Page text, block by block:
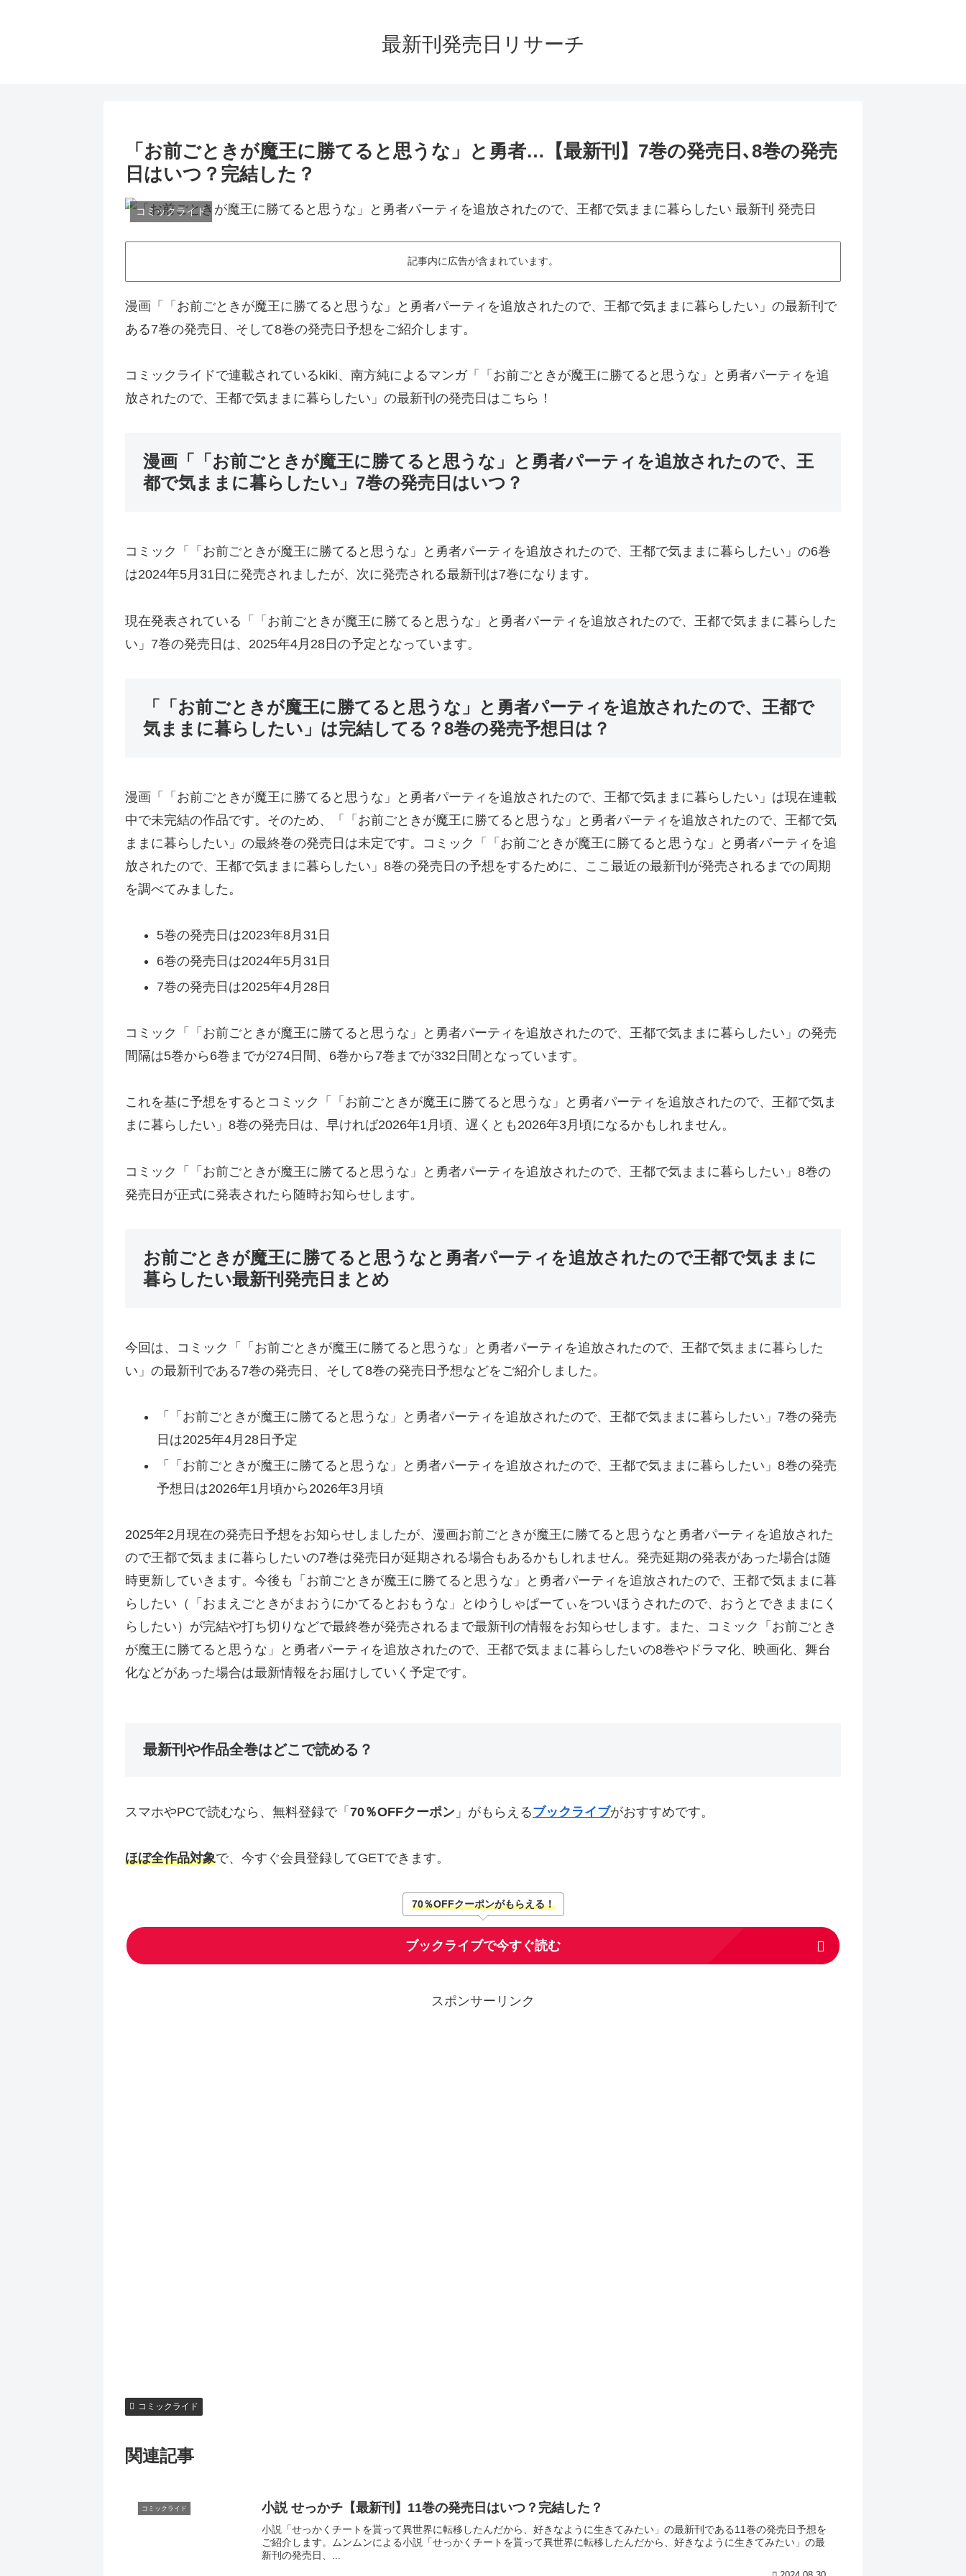
最新刊発売日リサーチ
「お前ごときが魔王に勝てると思うな」と勇者…【最新刊】7巻の発売日､8巻の発売
日はいつ？完結した？
コミックライド
記事内に広告が含まれています。
漫画「「お前ごときが魔王に勝てると思うな」と勇者パーティを追放されたので、王都で気ままに暮らしたい」の最新刊で
ある7巻の発売日、そして8巻の発売日予想をご紹介します。
コミックライドで連載されているkiki、南方純によるマンガ「「お前ごときが魔王に勝てると思うな」と勇者パーティを追
放されたので、王都で気ままに暮らしたい」の最新刊の発売日はこちら！
漫画「「お前ごときが魔王に勝てると思うな」と勇者パーティを追放されたので、王
都で気ままに暮らしたい」7巻の発売日はいつ？
コミック「「お前ごときが魔王に勝てると思うな」と勇者パーティを追放されたので、王都で気ままに暮らしたい」の6巻
は2024年5月31日に発売されましたが、次に発売される最新刊は7巻になります。
現在発表されている「「お前ごときが魔王に勝てると思うな」と勇者パーティを追放されたので、王都で気ままに暮らした
い」7巻の発売日は、2025年4月28日の予定となっています。
「「お前ごときが魔王に勝てると思うな」と勇者パーティを追放されたので、王都で
気ままに暮らしたい」は完結してる？8巻の発売予想日は？
漫画「「お前ごときが魔王に勝てると思うな」と勇者パーティを追放されたので、王都で気ままに暮らしたい」は現在連載
中で未完結の作品です。そのため、「「お前ごときが魔王に勝てると思うな」と勇者パーティを追放されたので、王都で気
ままに暮らしたい」の最終巻の発売日は未定です。コミック「「お前ごときが魔王に勝てると思うな」と勇者パーティを追
放されたので、王都で気ままに暮らしたい」8巻の発売日の予想をするために、ここ最近の最新刊が発売されるまでの周期
を調べてみました。
5巻の発売日は2023年8月31日
6巻の発売日は2024年5月31日
7巻の発売日は2025年4月28日
コミック「「お前ごときが魔王に勝てると思うな」と勇者パーティを追放されたので、王都で気ままに暮らしたい」の発売
間隔は5巻から6巻までが274日間、6巻から7巻までが332日間となっています。
これを基に予想をするとコミック「「お前ごときが魔王に勝てると思うな」と勇者パーティを追放されたので、王都で気ま
まに暮らしたい」8巻の発売日は、早ければ2026年1月頃、遅くとも2026年3月頃になるかもしれません。
コミック「「お前ごときが魔王に勝てると思うな」と勇者パーティを追放されたので、王都で気ままに暮らしたい」8巻の
発売日が正式に発表されたら随時お知らせします。
お前ごときが魔王に勝てると思うなと勇者パーティを追放されたので王都で気ままに
暮らしたい最新刊発売日まとめ
今回は、コミック「「お前ごときが魔王に勝てると思うな」と勇者パーティを追放されたので、王都で気ままに暮らした
い」の最新刊である7巻の発売日、そして8巻の発売日予想などをご紹介しました。
「「お前ごときが魔王に勝てると思うな」と勇者パーティを追放されたので、王都で気ままに暮らしたい」7巻の発売
日は2025年4月28日予定
「「お前ごときが魔王に勝てると思うな」と勇者パーティを追放されたので、王都で気ままに暮らしたい」8巻の発売
予想日は2026年1月頃から2026年3月頃
2025年2月現在の発売日予想をお知らせしましたが、漫画お前ごときが魔王に勝てると思うなと勇者パーティを追放された
ので王都で気ままに暮らしたいの7巻は発売日が延期される場合もあるかもしれません。発売延期の発表があった場合は随
時更新していきます。今後も「お前ごときが魔王に勝てると思うな」と勇者パーティを追放されたので、王都で気ままに暮
らしたい（「おまえごときがまおうにかてるとおもうな」とゆうしゃぱーてぃをついほうされたので、おうとできままにく
らしたい）が完結や打ち切りなどで最終巻が発売されるまで最新刊の情報をお知らせします。また、コミック「お前ごとき
が魔王に勝てると思うな」と勇者パーティを追放されたので、王都で気ままに暮らしたいの8巻やドラマ化、映画化、舞台
化などがあった場合は最新情報をお届けしていく予定です。
最新刊や作品全巻はどこで読める？
スマホやPCで読むなら、無料登録で「 70％OFFクーポン 」がもらえるブックライブがおすすめです。
ほぼ全作品対象で、今すぐ会員登録してGETできます。
70％OFFクーポンがもらえる！
ブックライブで今すぐ読む
スポンサーリンク
コミックライド
関連記事
コミックライド 小説 せっかチ【最新刊】11巻の発売日はいつ？完結した？
小説「せっかくチートを貰って異世界に転移したんだから、好きなように生きてみたい」の最新刊である11巻の発売日予想を
ご紹介します。ムンムンによる小説「せっかくチートを貰って異世界に転移したんだから、好きなように生きてみたい」の最
新刊の発売日、...